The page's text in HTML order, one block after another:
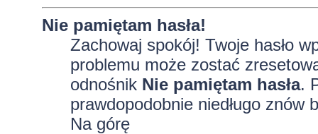
Nie pamiętam hasła!
Zachowaj spokój! Twoje hasło
problemu może zostać
odnośnik Nie pamiętam hasła.
prawdopodobnie niedługo znów
Na górę